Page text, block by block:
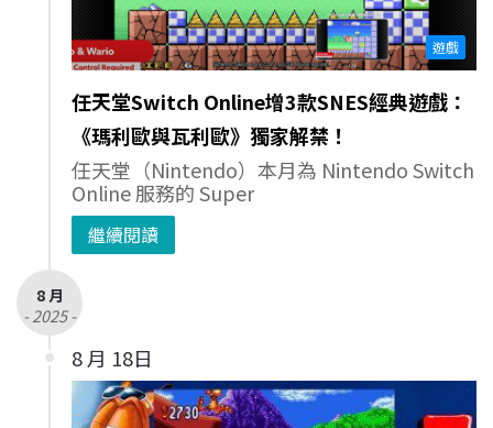
遊戲
任天堂Switch Online增3款SNES經典遊戲：
《瑪利歐與瓦利歐》獨家解禁！
任天堂（Nintendo）本月為 Nintendo Switch
Online 服務的 Super
繼續閱讀
8 月
- 2025 -
8 月 18日